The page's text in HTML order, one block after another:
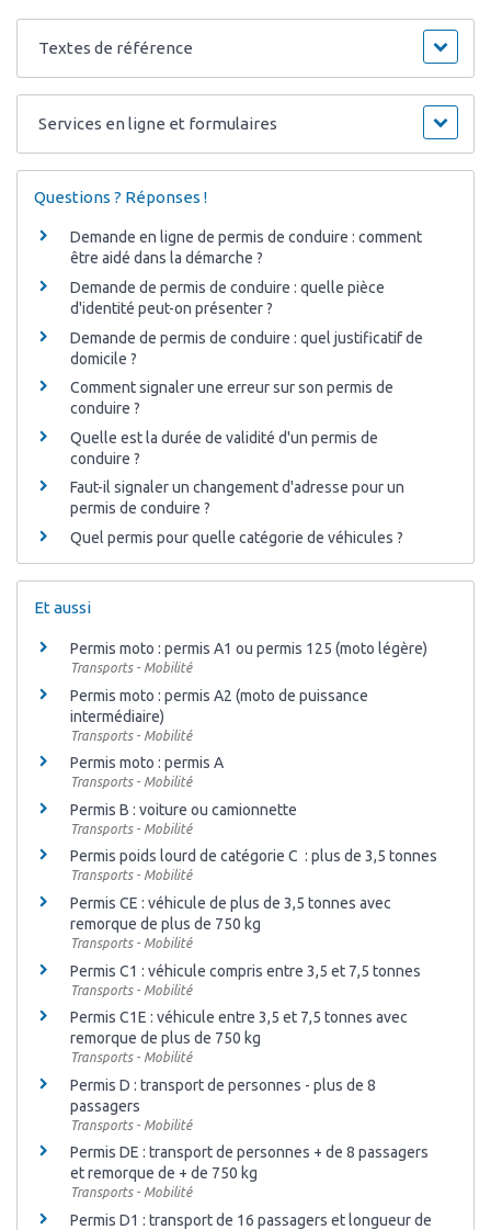
Textes de référence
Services en ligne et formulaires
Questions ? Réponses !
Demande en ligne de permis de conduire : comment
être aidé dans la démarche ?
Demande de permis de conduire : quelle pièce
d'identité peut-on présenter ?
Demande de permis de conduire : quel justificatif de
domicile ?
Comment signaler une erreur sur son permis de
conduire ?
Quelle est la durée de validité d'un permis de
conduire ?
Faut-il signaler un changement d'adresse pour un
permis de conduire ?
Quel permis pour quelle catégorie de véhicules ?
Et aussi
Permis moto : permis A1 ou permis 125 (moto légère)
Transports - Mobilité
Permis moto : permis A2 (moto de puissance
intermédiaire)
Transports - Mobilité
Permis moto : permis A
Transports - Mobilité
Permis B : voiture ou camionnette
Transports - Mobilité
Permis poids lourd de catégorie C : plus de 3,5 tonnes
Transports - Mobilité
Permis CE : véhicule de plus de 3,5 tonnes avec
remorque de plus de 750 kg
Transports - Mobilité
Permis C1 : véhicule compris entre 3,5 et 7,5 tonnes
Transports - Mobilité
Permis C1E : véhicule entre 3,5 et 7,5 tonnes avec
remorque de plus de 750 kg
Transports - Mobilité
Permis D : transport de personnes - plus de 8
passagers
Transports - Mobilité
Permis DE : transport de personnes + de 8 passagers
et remorque de + de 750 kg
Transports - Mobilité
Permis D1 : transport de 16 passagers et longueur de